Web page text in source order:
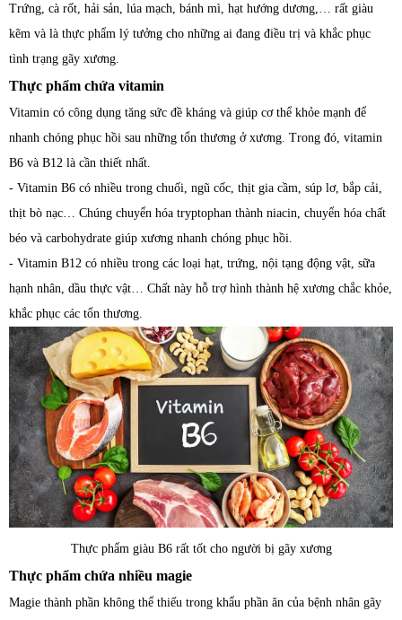
Trứng, cà rốt, hải sản, lúa mạch, bánh mì, hạt hướng dương,… rất giàu
kẽm và là thực phẩm lý tưởng cho những ai đang điều trị và khắc phục
tình trạng gãy xương.
Thực phẩm chứa vitamin
Vitamin có công dụng tăng sức đề kháng và giúp cơ thể khỏe mạnh để
nhanh chóng phục hồi sau những tổn thương ở xương. Trong đó, vitamin
B6 và B12 là cần thiết nhất.
- Vitamin B6 có nhiều trong chuối, ngũ cốc, thịt gia cầm, súp lơ, bắp cải,
thịt bò nạc… Chúng chuyển hóa tryptophan thành niacin, chuyển hóa chất
béo và carbohydrate giúp xương nhanh chóng phục hồi.
- Vitamin B12 có nhiều trong các loại hạt, trứng, nội tạng động vật, sữa
hạnh nhân, dầu thực vật… Chất này hỗ trợ hình thành hệ xương chắc khỏe,
khắc phục các tổn thương.
Thực phẩm giàu B6 rất tốt cho người bị gãy xương
Thực phẩm chứa nhiều magie
Magie thành phần không thể thiếu trong khẩu phần ăn của bệnh nhân gãy